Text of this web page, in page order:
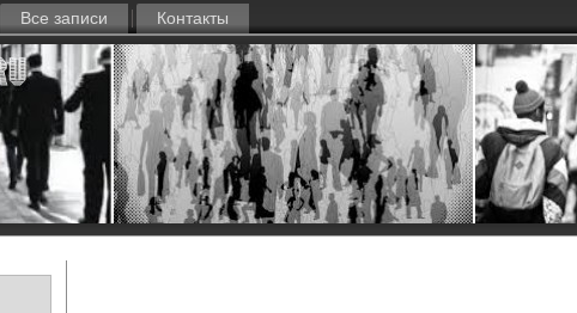
Все записи Контакты